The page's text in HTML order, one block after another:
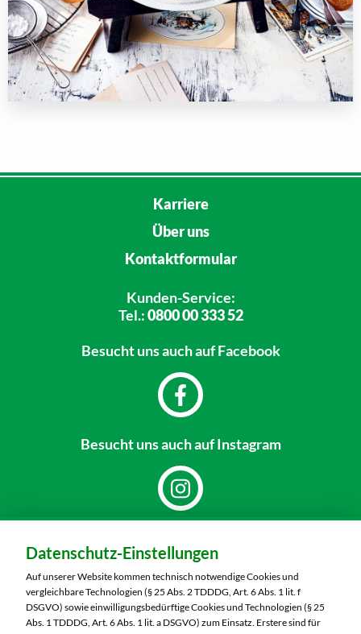
Karriere
Über uns
Kontaktformular
Kunden-Service:
Tel.:0800 00 333 52
Besucht unsauch auf Facebook
Besucht unsauch auf Instagram
MARKTKAUF Görlitz
Nieskyer Straße 100
02828 Görlitz
Telefon:03581 3670
Datenschutz-Einstellungen
Auf unserer Website kommen technisch notwendige Cookies und
vergleichbare Technologien (§ 25 Abs. 2 TDDDG, Art. 6 Abs. 1 lit. f
DSGVO) sowie einwilligungsbedürftige Cookies und Technologien (§ 25
Abs. 1 TDDDG, Art. 6 Abs. 1 lit. a DSGVO) zum Einsatz. Erstere sind für